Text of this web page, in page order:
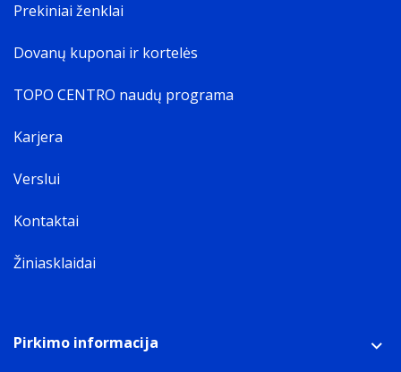
Prekiniai ženklai
Dovanų kuponai ir kortelės
TOPO CENTRO naudų programa
Karjera
Verslui
Kontaktai
Žiniasklaidai
Pirkimo informacija